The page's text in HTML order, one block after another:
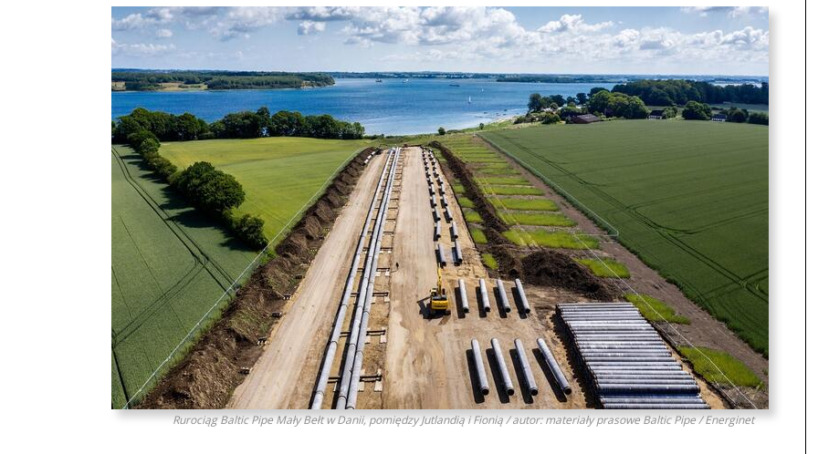
Rurociąg Baltic Pipe Mały Bełt w Danii, pomiędzy Jutlandią i Fionią / autor: materiały prasowe Baltic Pipe / Energinet